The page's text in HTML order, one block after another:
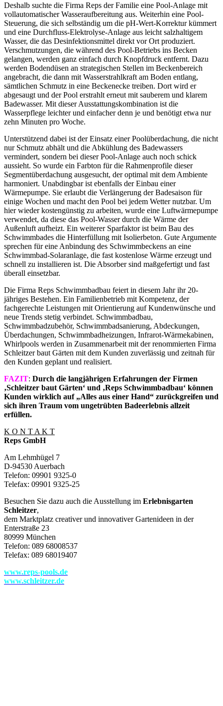
Deshalb suchte die Firma Reps der Familie eine Pool-Anlage mit
vollautomatischer Wasseraufbereitung aus. Weiterhin eine Pool-
Steuerung, die sich selbständig um die pH-Wert-Korrektur kümmert
und eine Durchfluss-Elektrolyse-Anlage aus leicht salzhaltigem
Wasser, die das Desinfektionsmittel direkt vor Ort produziert.
Verschmutzungen, die während des Pool-Betriebs ins Becken
gelangen, werden ganz einfach durch Knopfdruck entfernt. Dazu
werden Bodendüsen an strategischen Stellen im Beckenbereich
angebracht, die dann mit Wasserstrahlkraft am Boden entlang,
sämtlichen Schmutz in eine Beckenecke treiben. Dort wird er
abgesaugt und der Pool erstrahlt erneut mit sauberem und klarem
Badewasser. Mit dieser Ausstattungskombination ist die
Wasserpflege leichter und einfacher denn je und benötigt etwa nur
zehn Minuten pro Woche.
Unterstützend dabei ist der Einsatz einer Poolüberdachung, die nicht
nur Schmutz abhält und die Abkühlung des Badewassers
vermindert, sondern bei dieser Pool-Anlage auch noch schick
aussieht. So wurde ein Farbton für die Rahmenprofile dieser
Segmentüberdachung ausgesucht, der optimal mit dem Ambiente
harmoniert. Unabdingbar ist ebenfalls der Einbau einer
Wärmepumpe. Sie erlaubt die Verlängerung der Badesaison für
einige Wochen und macht den Pool bei jedem Wetter nutzbar. Um
hier wieder kostengünstig zu arbeiten, wurde eine Luftwärmepumpe
verwendet, da diese das Pool-Wasser durch die Wärme der
Außenluft aufheizt. Ein weiterer Sparfaktor ist beim Bau des
Schwimmbades die Hinterfüllung mit Isolierbeton. Gute Argumente
sprechen für eine Anbindung des Schwimmbeckens an eine
Schwimmbad-Solaranlage, die fast kostenlose Wärme erzeugt und
schnell zu installieren ist. Die Absorber sind maßgefertigt und fast
überall einsetzbar.
Die Firma Reps Schwimmbadbau feiert in diesem Jahr ihr 20-
jähriges Bestehen. Ein Familienbetrieb mit Kompetenz, der
fachgerechte Leistungen mit Orientierung auf Kundenwünsche und
neue Trends stetig verbindet. Schwimmbadbau,
Schwimmbadzubehör, Schwimmbadsanierung, Abdeckungen,
Überdachungen, Schwimmbadheizungen, Infrarot-Wärmekabinen,
Whirlpools werden in Zusammenarbeit mit der renommierten Firma
Schleitzer baut Gärten mit dem Kunden zuverlässig und zeitnah für
den Kunden geplant und realisiert.
FAZIT: Durch die langjährigen Erfahrungen der Firmen
‚Schleitzer baut Gärten‘ und ‚Reps Schwimmbadbau‘ können
Kunden wirklich auf „Alles aus einer Hand“ zurückgreifen und
sich ihren Traum vom ungetrübten Badeerlebnis allzeit
erfüllen.
K O N T A K T
Reps GmbH
Am Lehmhügel 7
D-94530 Auerbach
Telefon: 09901 9325-0
Telefax: 09901 9325-25
Besuchen Sie dazu auch die Ausstellung im Erlebnisgarten
Schleitzer,
dem Marktplatz creativer und innovativer Gartenideen in der
Enterstraße 23
80999 München
Telefon: 089 68008537
Telefax: 089 68019407
www.reps-pools.de
www.schleitzer.de